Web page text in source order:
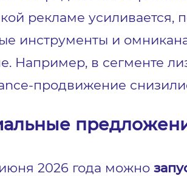
рекламе усиливается,
инструменты и
Например, в сегменте
продвижение
2026 года можно